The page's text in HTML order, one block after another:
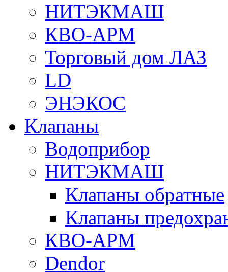
НИТЭКМАШ
КВО-АРМ
Торговый дом ЛАЗ
LD
ЭНЭКОС
Клапаны
Водоприбор
НИТЭКМАШ
Клапаны обратные
Клапаны
КВО-АРМ
Dendor